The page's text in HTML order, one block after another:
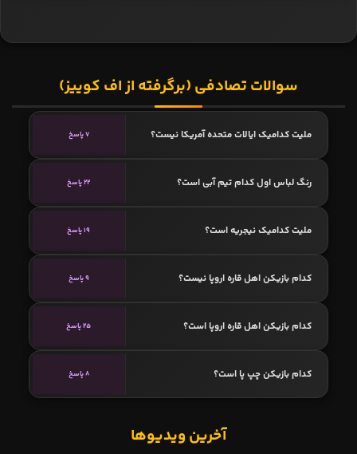
سوالات تصادفی (برگرفته از اف کوییز)
ملیت کدامیک ایالات متحده آمریکا نیست؟ 7 پاسخ
رنگ لباس اول کدام تیم آبی است؟ 22 پاسخ
ملیت کدامیک نیجریه است؟ 19 پاسخ
کدام بازیکن اهل قاره اروپا نیست؟ 9 پاسخ
کدام بازیکن اهل قاره اروپا است؟ 25 پاسخ
کدام بازیکن چپ پا است؟ 8 پاسخ
آخرین ویدیوها